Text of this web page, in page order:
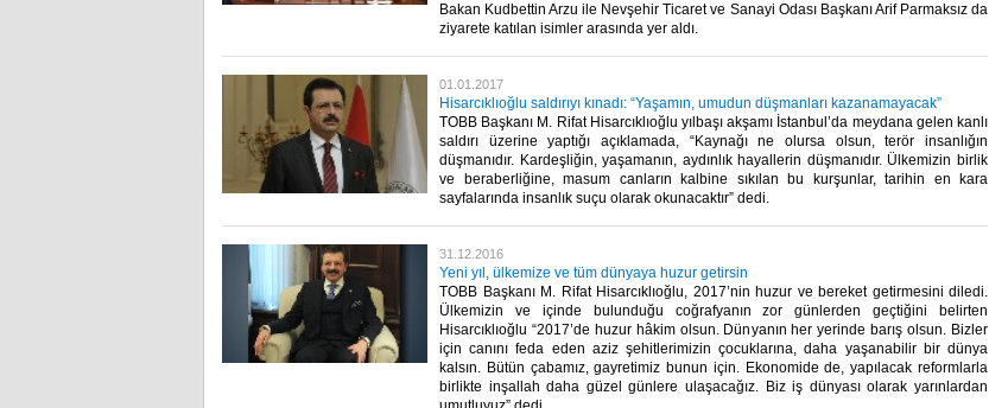
Bakan Kudbettin Arzu ile Nevşehir Ticaret ve Sanayi Odası Başkanı Arif Parmaksız da
ziyarete katılan isimler arasında yer aldı.​
01.01.2017
Hisarcıklıoğlu saldırıyı kınadı: “Yaşamın, umudun düşmanları kazanamayacak”
TOBB Başkanı M. Rifat Hisarcıklıoğlu yılbaşı akşamı İstanbul’da meydana gelen kanlı
saldırı üzerine yaptığı açıklamada, “Kaynağı ne olursa olsun, terör insanlığın
düşmanıdır. Kardeşliğin, yaşamanın, aydınlık hayallerin düşmanıdır. Ülkemizin birlik
ve beraberliğine, masum canların kalbine sıkılan bu kurşunlar, tarihin en kara
sayfalarında insanlık suçu olarak okunacaktır” dedi.​
31.12.2016
Yeni yıl, ülkemize ve tüm dünyaya huzur getirsin
TOBB Başkanı M. Rifat Hisarcıklıoğlu, 2017’nin huzur ve bereket getirmesini diledi.
Ülkemizin ve içinde bulunduğu coğrafyanın zor günlerden geçtiğini belirten
Hisarcıklıoğlu “2017’de huzur hâkim olsun. Dünyanın her yerinde barış olsun. Bizler
için canını feda eden aziz şehitlerimizin çocuklarına, daha yaşanabilir bir dünya
kalsın. Bütün çabamız, gayretimiz bunun için. Ekonomide de, yapılacak reformlarla
birlikte inşallah daha güzel günlere ulaşacağız. Biz iş dünyası olarak yarınlardan